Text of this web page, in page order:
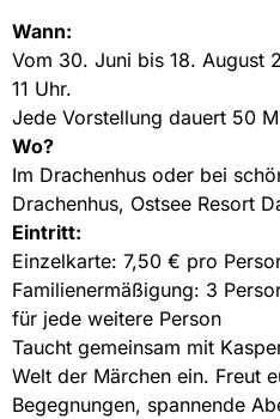
Wann:
Vom 30. Juni bis 18. August
11 Uhr.
Jede Vorstellung dauert 50
Wo?
Im Drachenhus oder bei
Drachenhus, Ostsee Resort
Eintritt:
Einzelkarte: 7,50 € pro
Familienermäßigung: 3
für jede weitere Person
Taucht gemeinsam mit
Welt der Märchen ein. Freut
Begegnungen, spannende